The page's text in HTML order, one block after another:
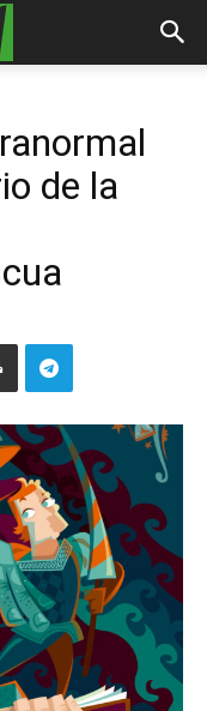
de la